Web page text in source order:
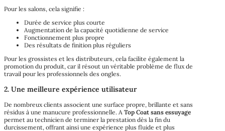
Pour les salons, cela signifie :
Durée de service plus courte
Augmentation de la capacité quotidienne de service
Fonctionnement plus propre
Des résultats de finition plus réguliers
Pour les grossistes et les distributeurs, cela facilite également la
promotion du produit, car il résout un véritable problème de flux de
travail pour les professionnels des ongles.
2. Une meilleure expérience utilisateur
De nombreux clients associent une surface propre, brillante et sans
résidus à une manucure professionnelle. A Top Coat sans essuyage
permet au technicien de terminer la prestation dès la fin du
durcissement, offrant ainsi une expérience plus fluide et plus